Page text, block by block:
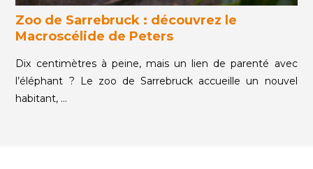
Zoo de Sarrebruck : découvrez le
Macroscélide de Peters
Dix centimètres à peine, mais un lien de parenté avec
l’éléphant ? Le zoo de Sarrebruck accueille un nouvel
habitant, …